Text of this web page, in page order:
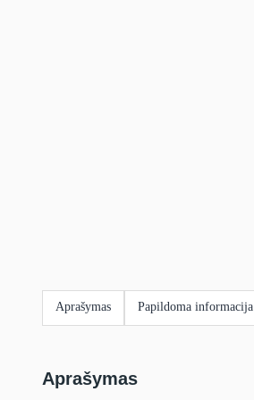
Aprašymas Papildoma informacija
Aprašymas